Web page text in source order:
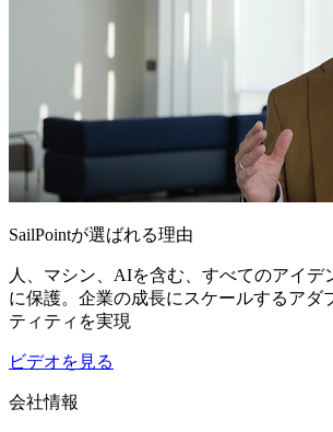
SailPointが選ばれる理由
人、マシン、AIを含む、すべてのアイデ
に保護。企業の成長にスケールするアダ
ティティを実現
ビデオを見る
会社情報